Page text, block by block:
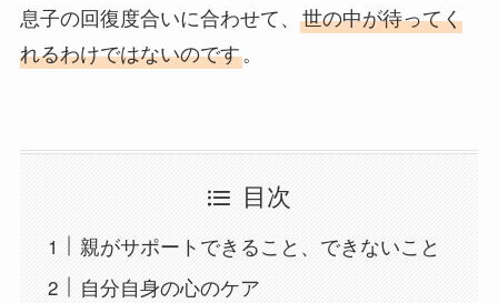
息子の回復度合いに合わせて、 世の中が待ってく
れるわけではないのです。
目次
親がサポートできること、できないこと
自分自身の心のケア